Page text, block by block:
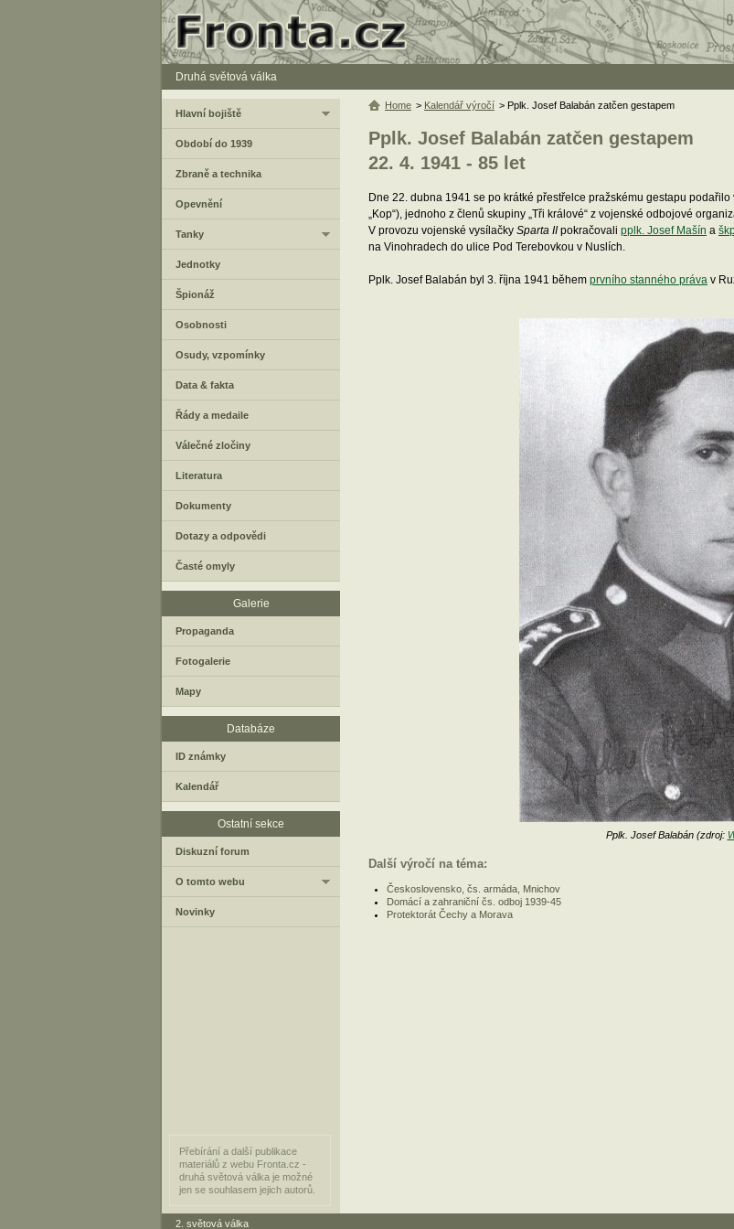
Druhá světová válka
Pplk. Josef Balabán zatčen gestapem
22. 4. 1941 - 85 let
Dne 22. dubna 1941 se po krátké přestřelce pražskému gestapu
„Kop“), jednoho z členů skupiny „Tři králové“ z vojenské odbojové
V provozu vojenské vysílačky Sparta IIpokračovali pplk. Josef Mašín a
na Vinohradech do ulice Pod Terebovkou v Nuslích.
Pplk. Josef Balabán byl 3. října 1941 během prvního stanného práva v
Pplk. Josef Balabán (zdroj:
Další výročí na téma:
Československo, čs. armáda, Mnichov
Domácí a zahraniční čs. odboj 1939-45
Protektorát Čechy a Morava
Home > Kalendář výročí > Pplk. Josef Balabán zatčen gestapem
Hlavní bojiště
Období do 1939
Zbraně a technika
Opevnění
Tanky
Jednotky
Špionáž
Osobnosti
Osudy, vzpomínky
Data & fakta
Řády a medaile
Válečné zločiny
Literatura
Dokumenty
Dotazy a odpovědi
Časté omyly
Galerie
Propaganda
Fotogalerie
Mapy
Databáze
ID známky
Kalendář
Ostatní sekce
Diskuzní forum
O tomto webu
Novinky
Přebírání a další publikace
materiálů z webu Fronta.cz -
druhá světová válka je možné
jen se souhlasem jejich autorů.
2. světová válka